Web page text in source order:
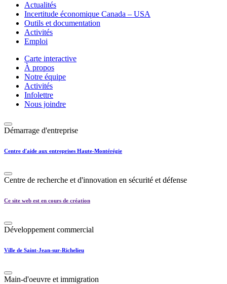
Actualités
Incertitude économique Canada – USA
Outils et documentation
Activités
Emploi
Carte interactive
À propos
Notre équipe
Activités
Infolettre
Nous joindre
Démarrage d'entreprise
Centre d'aide aux entreprises Haute-Montérégie
Centre de recherche et d'innovation en sécurité et défense
Ce site web est en cours de création
Développement commercial
Ville de Saint-Jean-sur-Richelieu
Main-d'oeuvre et immigration